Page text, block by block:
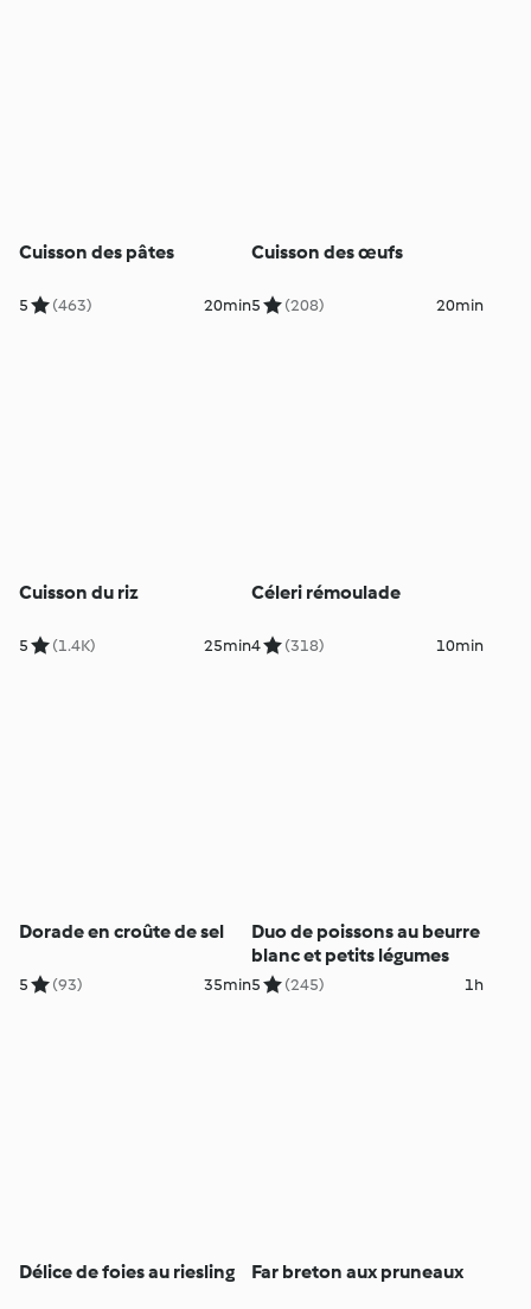
Cuisson des pâtes
5 (463) 20min
Cuisson des œufs
5 (208) 20min
Cuisson du riz
5 (1.4K) 25min
Céleri rémoulade
4 (318) 10min
Dorade en croûte de sel
5 (93) 35min
Duo de poissons au beurre
blanc et petits légumes
5 (245) 1h
Délice de foies au riesling Far breton aux pruneaux